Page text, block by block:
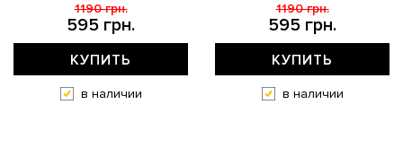
595 грн.
1190 грн.
КУПИТЬ
в наличии
595 грн.
1190 грн.
КУПИТЬ
в наличии